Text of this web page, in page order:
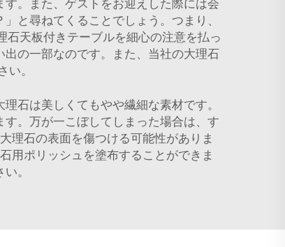
。また、ゲストをお迎えした際には会
と尋ねてくることでしょう。つまり、
天板付きテーブルを細心の注意を払っ
の一部なのです。また、当社の大理石
い。
石は美しくてもやや繊細な素材です。
。万が一こぼしてしまった場合は、す
理石の表面を傷つける可能性がありま
用ポリッシュを塗布することができま
。